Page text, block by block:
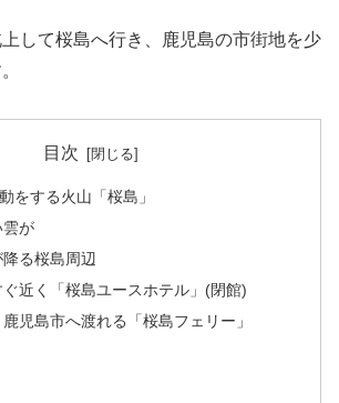
して桜島へ行き、鹿児島の市街地を少
目次
をする火山「桜島」
が
る桜島周辺
近く「桜島ユースホテル」(閉館)
児島市へ渡れる「桜島フェリー」